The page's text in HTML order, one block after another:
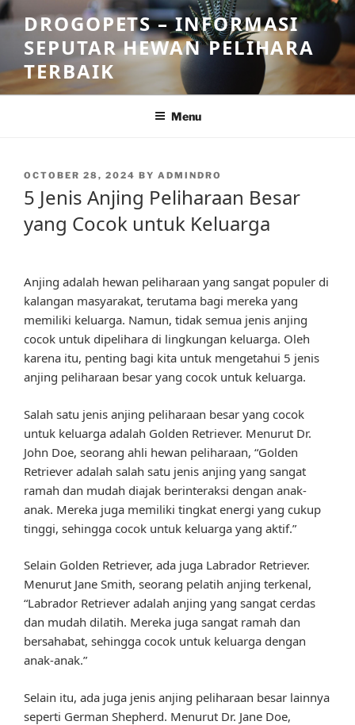
Skip
to
content
DROGOPETS – INFORMASI
SEPUTAR HEWAN PELIHARA
TERBAIK
Menu
POSTED
OCTOBER 28, 2024 BY ADMINDRO
5 Jenis Anjing Peliharaan Besar
yang Cocok untuk Keluarga
Anjing adalah hewan peliharaan yang sangat populer di
kalangan masyarakat, terutama bagi mereka yang
memiliki keluarga. Namun, tidak semua jenis anjing
cocok untuk dipelihara di lingkungan keluarga. Oleh
karena itu, penting bagi kita untuk mengetahui 5 jenis
anjing peliharaan besar yang cocok untuk keluarga.
Salah satu jenis anjing peliharaan besar yang cocok
untuk keluarga adalah Golden Retriever. Menurut Dr.
John Doe, seorang ahli hewan peliharaan, “Golden
Retriever adalah salah satu jenis anjing yang sangat
ramah dan mudah diajak berinteraksi dengan anak-
anak. Mereka juga memiliki tingkat energi yang cukup
tinggi, sehingga cocok untuk keluarga yang aktif.”
Selain Golden Retriever, ada juga Labrador Retriever.
Menurut Jane Smith, seorang pelatih anjing terkenal,
“Labrador Retriever adalah anjing yang sangat cerdas
dan mudah dilatih. Mereka juga sangat ramah dan
bersahabat, sehingga cocok untuk keluarga dengan
anak-anak.”
Selain itu, ada juga jenis anjing peliharaan besar lainnya
seperti German Shepherd. Menurut Dr. Jane Doe,